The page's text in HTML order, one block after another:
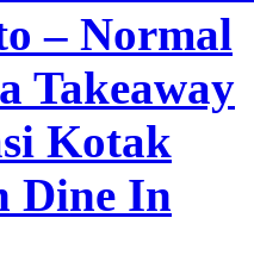
– Normal
Takeaway
Kotak
Dine In